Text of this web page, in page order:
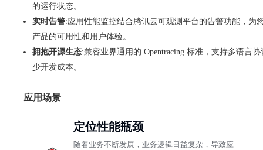
的运行状态。
实时告警:应用性能监控结合腾讯云可观测平台的告警功能，为
产品的可用性和用户体验。
拥抱开源生态:兼容业界通用的 Opentracing 标准，支持多语言
少开发成本。
应用场景
定位性能瓶颈
随着业务不断发展，业务逻辑日益复杂，导致应